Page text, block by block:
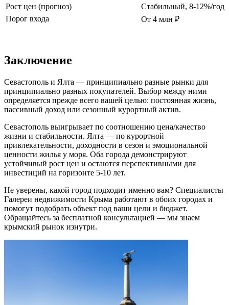
Рост цен (прогноз)
Стабильный, 8-12%/год
Порог входа
От 4 млн ₽
Заключение
Севастополь и Ялта — принципиально разные рынки для
принципиально разных покупателей. Выбор между ними
определяется прежде всего вашей целью: постоянная жизнь,
пассивный доход или сезонный курортный актив.
Севастополь выигрывает по соотношению цена/качество
жизни и стабильности. Ялта — по курортной
привлекательности, доходности в сезон и эмоциональной
ценности жилья у моря. Оба города демонстрируют
устойчивый рост цен и остаются перспективными для
инвестиций на горизонте 5-10 лет.
Не уверены, какой город подходит именно вам? Специалисты
Галереи недвижимости Крыма работают в обоих городах и
помогут подобрать объект под ваши цели и бюджет.
Обращайтесь за бесплатной консультацией — мы знаем
крымский рынок изнутри.